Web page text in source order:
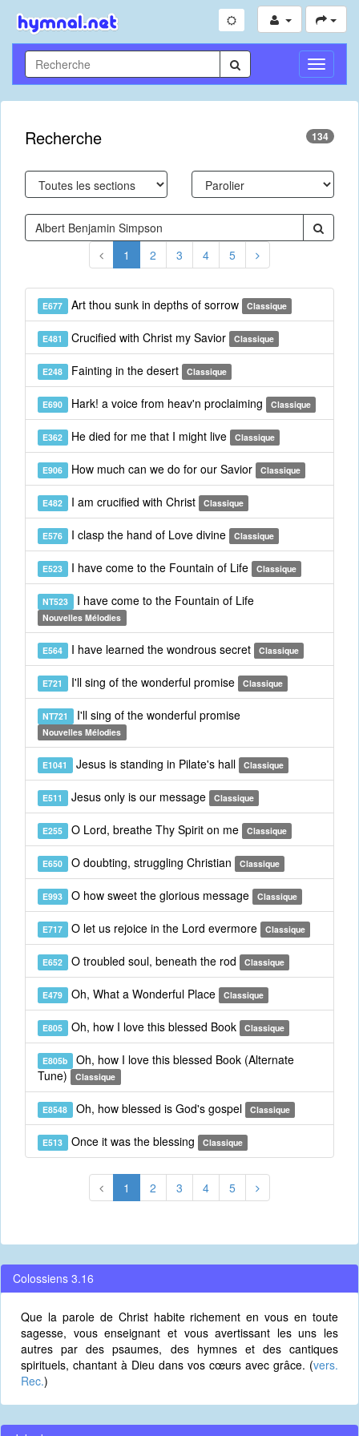
Toggle
Recherche 134
1 2 3 4 5
E677 Art thou sunk in depths of sorrow Classique
E481 Crucified with Christ my Savior Classique
E248 Fainting in the desert Classique
E690 Hark! a voice from heav'n proclaiming Classique
E362 He died for me that I might live Classique
E906 How much can we do for our Savior Classique
E482 I am crucified with Christ Classique
E576 I clasp the hand of Love divine Classique
E523 I have come to the Fountain of Life Classique
NT523 I have come to the Fountain of Life
Nouvelles Mélodies
E564 I have learned the wondrous secret Classique
E721 I'll sing of the wonderful promise Classique
NT721 I'll sing of the wonderful promise
Nouvelles Mélodies
E1041 Jesus is standing in Pilate's hall Classique
E511 Jesus only is our message Classique
E255 O Lord, breathe Thy Spirit on me Classique
E650 O doubting, struggling Christian Classique
E993 O how sweet the glorious message Classique
E717 O let us rejoice in the Lord evermore Classique
E652 O troubled soul, beneath the rod Classique
E479 Oh, What a Wonderful Place Classique
E805 Oh, how I love this blessed Book Classique
E805b Oh, how I love this blessed Book (Alternate
Tune)
Classique
E8548 Oh, how blessed is God's gospel Classique
E513 Once it was the blessing Classique
1 2 3 4 5
Colossiens 3.16
Que la parole de Christ habite richement en vous en toute
sagesse, vous enseignant et vous avertissant les uns les
autres par des psaumes, des hymnes et des cantiques
spirituels, chantant à Dieu dans vos cœurs avec grâce. (vers.
Rec.)